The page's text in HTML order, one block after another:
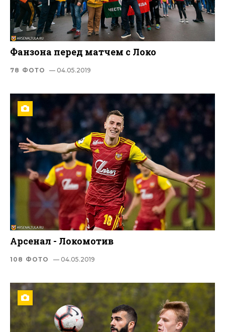
Фанзона перед матчем с Локо
78 ФОТО — 04.05.2019
Арсенал - Локомотив
108 ФОТО — 04.05.2019